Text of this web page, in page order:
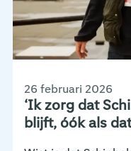
‘Ik zorg dat
blijft, óók als
26 februari 2026